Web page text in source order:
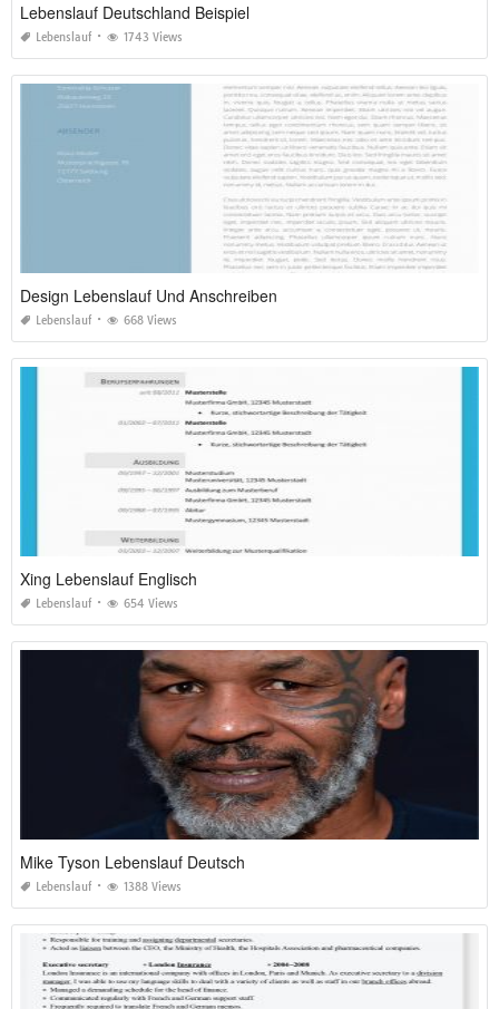
Lebenslauf Deutschland Beispiel
Lebenslauf 1743 Views
Design Lebenslauf Und Anschreiben
Lebenslauf 668 Views
Xing Lebenslauf Englisch
Lebenslauf 654 Views
Mike Tyson Lebenslauf Deutsch
Lebenslauf 1388 Views